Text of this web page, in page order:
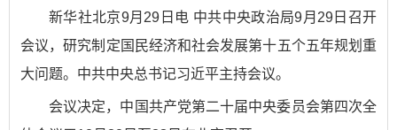
新华社北京9月29日电 中共中央政治局9月29日召开
会议，研究制定国民经济和社会发展第十五个五年规划重
大问题。中共中央总书记习近平主持会议。
会议决定，中国共产党第二十届中央委员会第四次全